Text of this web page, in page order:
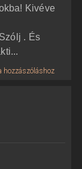
Kivéve
. És
hozzászóláshoz